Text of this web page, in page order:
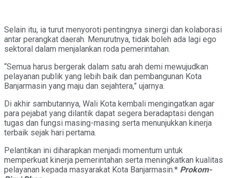
Selain itu, ia turut menyoroti pentingnya sinergi dan kolaborasi
antar perangkat daerah. Menurutnya, tidak boleh ada lagi ego
sektoral dalam menjalankan roda pemerintahan.
“Semua harus bergerak dalam satu arah demi mewujudkan
pelayanan publik yang lebih baik dan pembangunan Kota
Banjarmasin yang maju dan sejahtera,” ujarnya.
Di akhir sambutannya, Wali Kota kembali mengingatkan agar
para pejabat yang dilantik dapat segera beradaptasi dengan
tugas dan fungsi masing-masing serta menunjukkan kinerja
terbaik sejak hari pertama.
Pelantikan ini diharapkan menjadi momentum untuk
memperkuat kinerja pemerintahan serta meningkatkan kualitas
pelayanan kepada masyarakat Kota Banjarmasin.* Prokom-